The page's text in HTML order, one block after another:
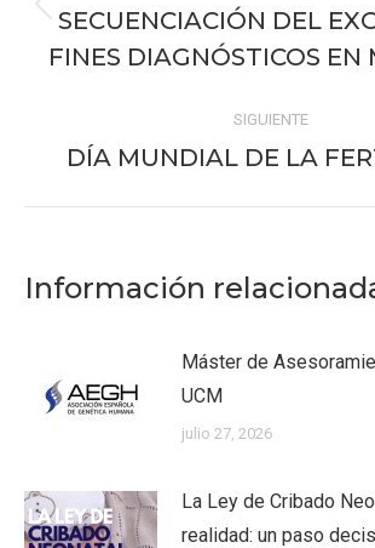
publicacionesPublicación
anterior:
SECUENCIACIÓN DEL
FINES DIAGNÓSTICOS EN
SIGUIENTE
Publicación
DÍA MUNDIAL DE LA
Información
Máster de
UCM
julio 27, 2026
La Ley de Cribado
realidad: un paso